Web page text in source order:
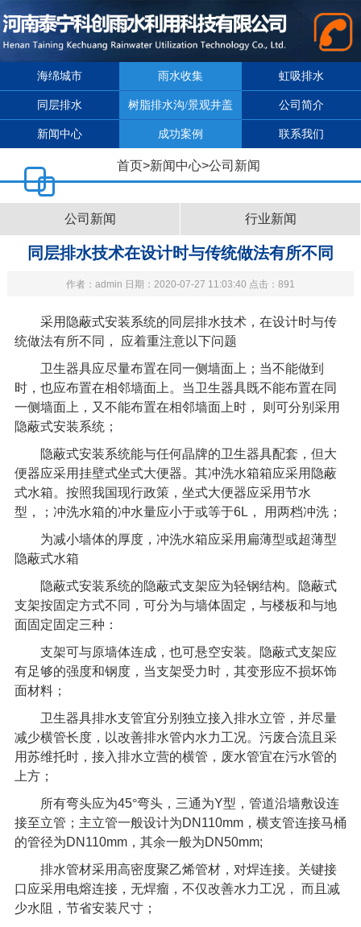
海绵城市 雨水收集 虹吸排水
同层排水 树脂排水沟/景观井盖 公司简介
新闻中心 成功案例 联系我们
首页>新闻中心>公司新闻
公司新闻 行业新闻
同层排水技术在设计时与传统做法有所不同
作者：admin 日期：2020-07-27 11:03:40 点击：891
采用隐蔽式安装系统的同层排水技术，在设计时与传
统做法有所不同，
应着重注意以下问题
卫生器具应尽量布置在同一侧墙面上；当不能做到
时，也应布置在相邻墙面上。当卫生器具既不能布置在同
一侧墙面上，又不能布置在相邻墙面上时，
则可分别采用
隐蔽式安装系统；
隐蔽式安装系统能与任何晶牌的卫生器具配套，但大
便器应采用挂壁式坐式大便器。其冲洗水箱箱应采用隐蔽
式水箱。按照我国现行政策，坐式大便器应采用节水
型，；冲洗水箱的冲水量应小于或等于6L ，
用两档冲洗；
为减小墙体的厚度，冲洗水箱应采用扁薄型或超薄型
隐蔽式水箱
隐蔽式安装系统的隐蔽式支架应为轻钢结构。隐蔽式
支架按固定方式不同，可分为与墙体固定，与楼板和与地
面固定固定三种：
支架可与原墙体连成，也可悬空安装。隐蔽式支架应
有足够的强度和钢度，当支架受力时，其变形应不损坏饰
面材料；
卫生器具排水支管宜分别独立接入排水立管，并尽量
减少横管长度，以改善排水管内水力工况。污废合流且采
用苏维托时，接入排水立营的横管，废水管宜在污水管的
上方；
所有弯头应为45°弯头，三通为Y型，管道沿墙敷设连
接至立管；主立管一般设计为DN110mm，横支管连接马桶
的管径为DN110mm，其余一般为DN50mm;
排水管材采用高密度聚乙烯管材，对焊连接。关键接
口应采用电熔连接，无焊瘤，不仅改善水力工况，
而且减
少水阻，节省安装尺寸；